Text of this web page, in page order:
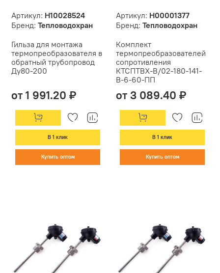
Артикул: Н10028524
Бренд: Тепловодохран
Гильза для монтажа
термопреобразователя в
обратный трубопровод
Ду80-200
от 1 991.20 ₽
В 1 клик
Купить оптом
Артикул: Н00001377
Бренд: Тепловодохран
Комплект
термопреобразователей
сопротивления
КТСПТВХ-В/02-180-141-
В-6-60-ПП
от 3 089.40 ₽
В 1 клик
Купить оптом